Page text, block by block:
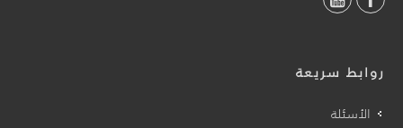
روابط سريعة
الأسئلة